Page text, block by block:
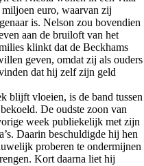
euro, waarvan zij
is. Nelson zou bovendien
aan de bruiloft van het
klinkt dat de Beckhams
geven, omdat zij als ouders
dat hij zelf zijn geld
blijft vloeien, is de band tussen
De oudste zoon van
week publiekelijk met zijn
Daarin beschuldigde hij hen
proberen te ondermijnen
Kort daarna liet hij